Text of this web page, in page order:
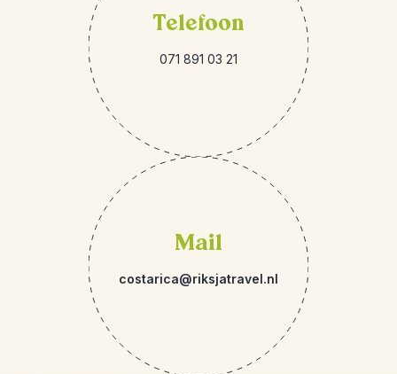
Telefoon
071 891 03 21
Mail
costarica@riksjatravel.nl